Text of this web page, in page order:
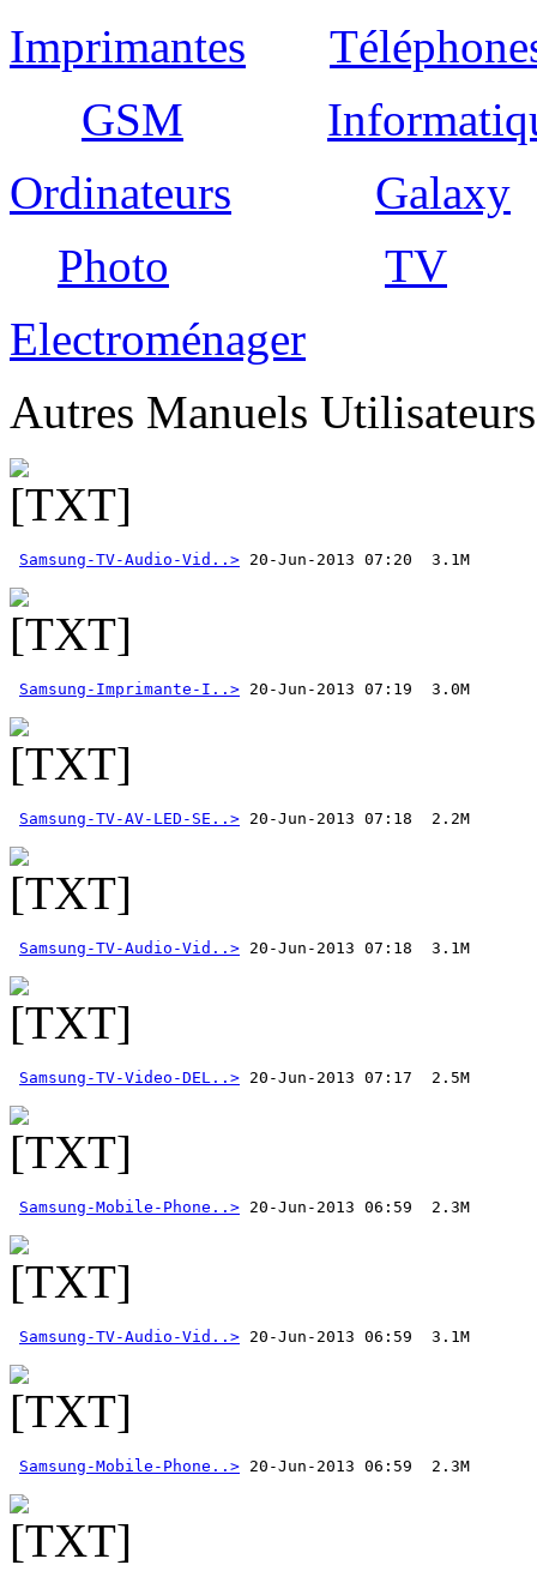
Imprimantes
GSM
Ordinateurs
Galaxy
Photo
TV
Electroménager
Autres Manuels
Samsung-TV-Audio-Vid..>
Samsung-Imprimante-I..>
Samsung-TV-AV-LED-SE..>
Samsung-TV-Audio-Vid..>
Samsung-TV-Video-DEL..>
Samsung-Mobile-Phone..> 20-Jun-2013 06:59  2.3M
Samsung-TV-Audio-Vid..>
Samsung-Mobile-Phone..>